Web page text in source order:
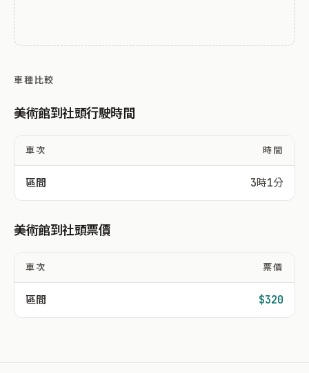
車種比較
美術館到社頭行駛時間
車次 時間
區間 3時1分
美術館到社頭票價
車次 票價
區間 $320